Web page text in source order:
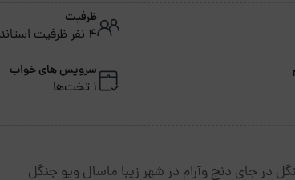
ظرفیت
4 نفر ظرفیت استاندارد + 4 نفر اضافه
سرویس های خواب
1 تخت‌ها
در جای دنج وآرام در شهر زیبا ماسال ویو جنگل